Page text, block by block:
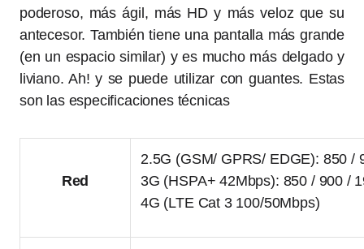
poderoso, más ágil, más HD y más veloz que su
antecesor. También tiene una pantalla más grande
(en un espacio similar) y es mucho más delgado y
liviano. Ah! y se puede utilizar con guantes. Estas
son las especificaciones técnicas
Red
2.5G (GSM/ GPRS/ EDGE): 850 /
3G (HSPA+ 42Mbps): 850 / 900 /
4G (LTE Cat 3 100/50Mbps)